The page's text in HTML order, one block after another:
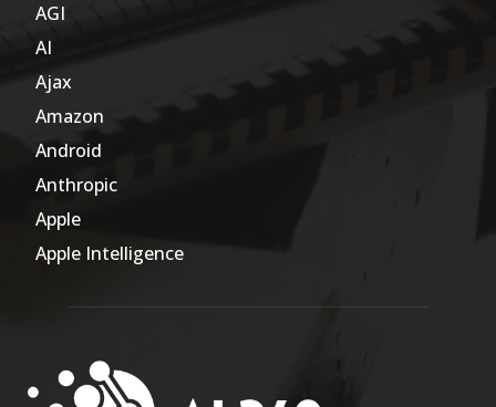
AGI
AI
Ajax
Amazon
Android
Anthropic
Apple
Apple Intelligence